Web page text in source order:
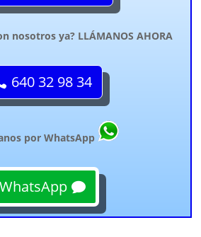
nosotros ya? LLÁMANOS AHORA
640 32 98 34
por WhatsApp
WhatsApp